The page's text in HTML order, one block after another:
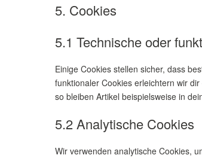
5. Cookies
5.1 Technische oder
Einige Cookies stellen sicher, dass
funktionaler Cookies erleichtern wir
so bleiben Artikel beispielsweise in
5.2 Analytische Cookies
Wir verwenden analytische Cookies,